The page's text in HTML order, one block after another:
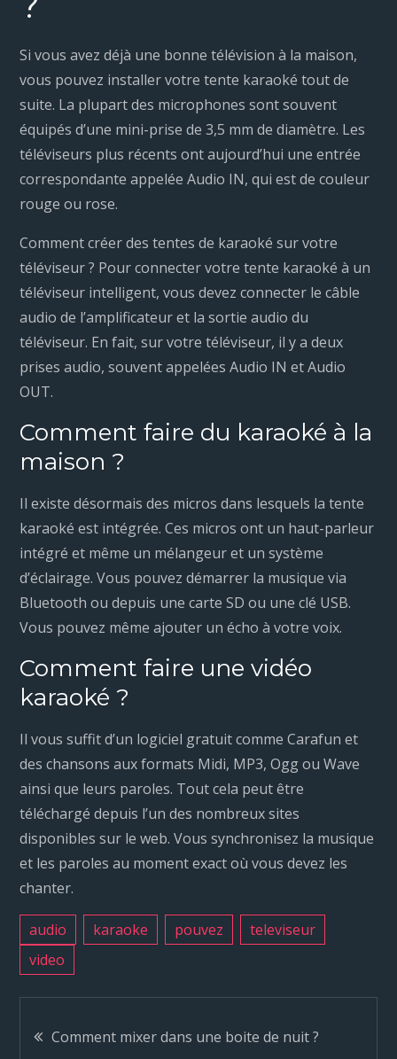
Si vous avez déjà une bonne télévision à la maison,
vous pouvez installer votre tente karaoké tout de
suite. La plupart des microphones sont souvent
équipés d’une mini-prise de 3,5 mm de diamètre. Les
téléviseurs plus récents ont aujourd’hui une entrée
correspondante appelée Audio IN, qui est de couleur
rouge ou rose.
Comment créer des tentes de karaoké sur votre
téléviseur ? Pour connecter votre tente karaoké à un
téléviseur intelligent, vous devez connecter le câble
audio de l’amplificateur et la sortie audio du
téléviseur. En fait, sur votre téléviseur, il y a deux
prises audio, souvent appelées Audio IN et Audio
OUT.
Comment faire du karaoké à la
maison ?
Il existe désormais des micros dans lesquels la tente
karaoké est intégrée. Ces micros ont un haut-parleur
intégré et même un mélangeur et un système
d’éclairage. Vous pouvez démarrer la musique via
Bluetooth ou depuis une carte SD ou une clé USB.
Vous pouvez même ajouter un écho à votre voix.
Comment faire une vidéo
karaoké ?
Il vous suffit d’un logiciel gratuit comme Carafun et
des chansons aux formats Midi, MP3, Ogg ou Wave
ainsi que leurs paroles. Tout cela peut être
téléchargé depuis l’un des nombreux sites
disponibles sur le web. Vous synchronisez la musique
et les paroles au moment exact où vous devez les
chanter.
audio karaoke pouvez
televiseur
video
NComment mixer dans une boite de nuit ?